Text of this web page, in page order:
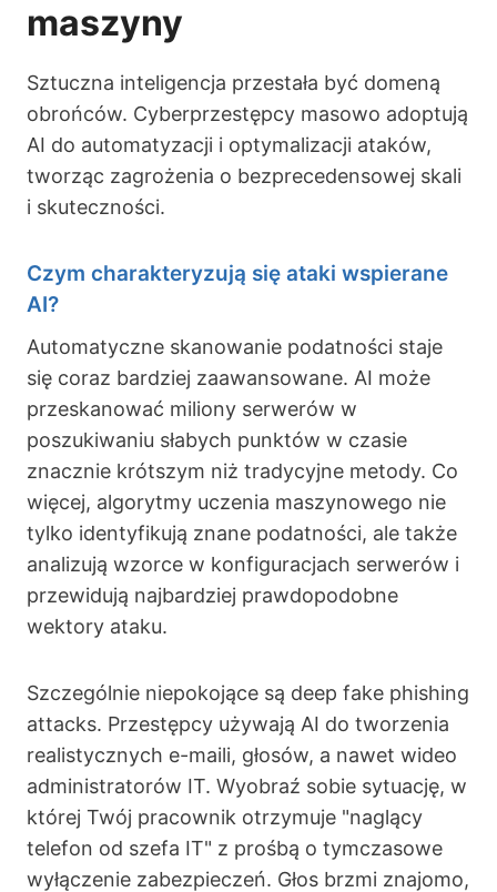
maszyny
Sztuczna inteligencja przestała być domeną
obrońców. Cyberprzestępcy masowo adoptują
AI do automatyzacji i optymalizacji ataków,
tworząc zagrożenia o bezprecedensowej skali
i skuteczności.
Czym charakteryzują się ataki wspierane
AI?
Automatyczne skanowanie podatności staje
się coraz bardziej zaawansowane. AI może
przeskanować miliony serwerów w
poszukiwaniu słabych punktów w czasie
znacznie krótszym niż tradycyjne metody. Co
więcej, algorytmy uczenia maszynowego nie
tylko identyfikują znane podatności, ale także
analizują wzorce w konfiguracjach serwerów i
przewidują najbardziej prawdopodobne
wektory ataku.
Szczególnie niepokojące są deep fake phishing
attacks. Przestępcy używają AI do tworzenia
realistycznych e-maili, głosów, a nawet wideo
administratorów IT. Wyobraź sobie sytuację, w
której Twój pracownik otrzymuje "naglący
telefon od szefa IT" z prośbą o tymczasowe
wyłączenie zabezpieczeń. Głos brzmi znajomo,